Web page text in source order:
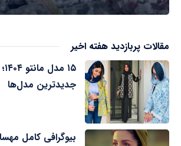
مقالات پربازدید هفته اخیر
جدیدترین مدل‌ها
بیوگرافی کامل